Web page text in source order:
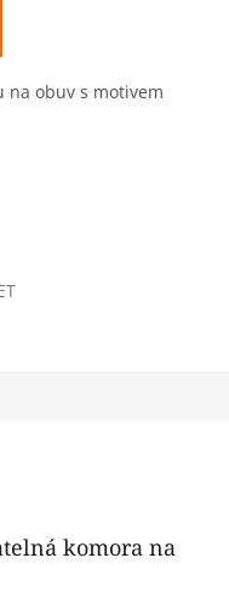
na obuv s motivem
komora na